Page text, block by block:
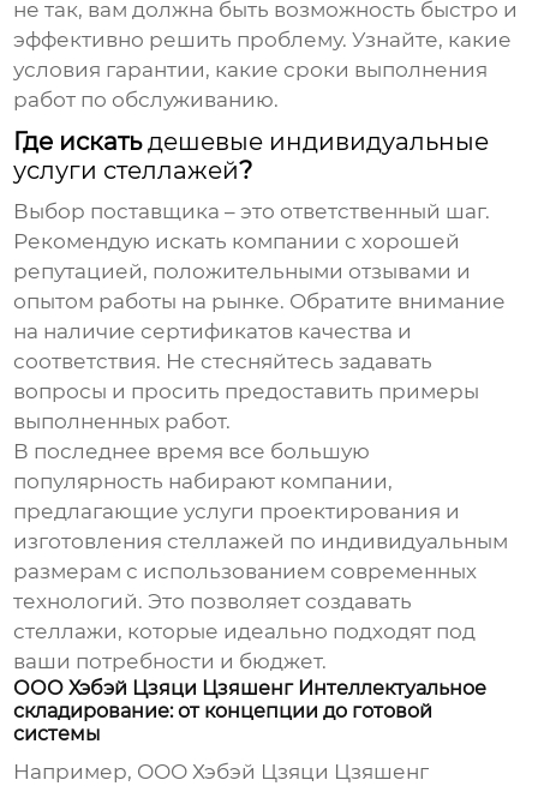
не так, вам должна быть возможность быстро и
эффективно решить проблему. Узнайте, какие
условия гарантии, какие сроки выполнения
работ по обслуживанию.
Где искатьдешевые индивидуальные
услуги стеллажей?
Выбор поставщика – это ответственный шаг.
Рекомендую искать компании с хорошей
репутацией, положительными отзывами и
опытом работы на рынке. Обратите внимание
на наличие сертификатов качества и
соответствия. Не стесняйтесь задавать
вопросы и просить предоставить примеры
выполненных работ.
В последнее время все большую
популярность набирают компании,
предлагающие услуги проектирования и
изготовления стеллажей по индивидуальным
размерам с использованием современных
технологий. Это позволяет создавать
стеллажи, которые идеально подходят под
ваши потребности и бюджет.
ООО Хэбэй Цзяци Цзяшенг Интеллектуальное
складирование: от концепции до готовой
системы
Например, ООО Хэбэй Цзяци Цзяшенг